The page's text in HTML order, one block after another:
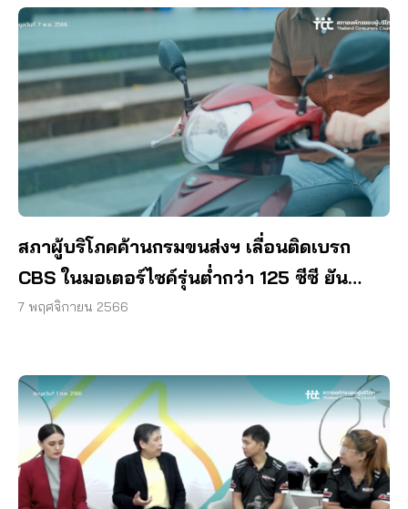
สภาผู้บริโภคค้านกรมขนส่งฯ เลื่อนติดเบรก
CBS ในมอเตอร์ไซค์รุ่นต่ำกว่า 125 ซีซี ยัน
กระทบความปลอดภัยผู้บริโภค
7 พฤศจิกายน 2566